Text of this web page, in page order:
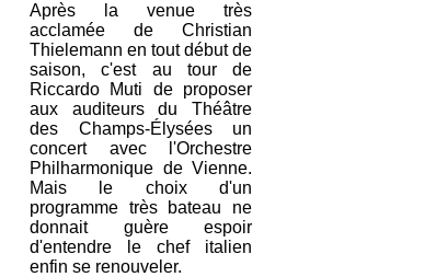
Après la venue très
acclamée de Christian
Thielemann en tout début de
saison, c'est au tour de
Riccardo Muti de proposer
aux auditeurs du Théâtre
des Champs-Élysées un
concert avec l'Orchestre
Philharmonique de Vienne.
Mais le choix d'un
programme très bateau ne
donnait guère espoir
d'entendre le chef italien
enfin se renouveler.